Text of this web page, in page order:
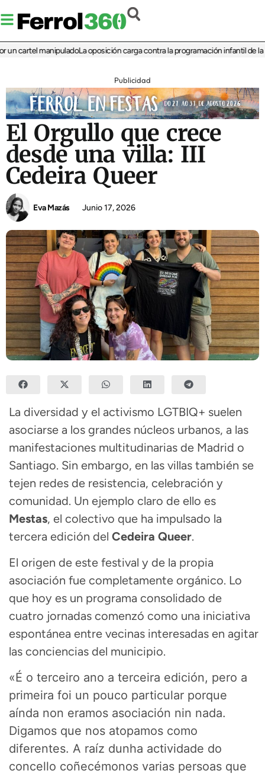
manipuladoLa oposición carga contra la programación infantil de la Feria
Publicidad
El Orgullo que crece
desde una villa: III
Cedeira Queer
Eva Mazás Junio 17, 2026
La diversidad y el activismo LGTBIQ+ suelen
asociarse a los grandes núcleos urbanos, a las
manifestaciones multitudinarias de Madrid o
Santiago. Sin embargo, en las villas también se
tejen redes de resistencia, celebración y
comunidad. Un ejemplo claro de ello es
Mestas, el colectivo que ha impulsado la
tercera edición del Cedeira Queer.
El origen de este festival y de la propia
asociación fue completamente orgánico. Lo
que hoy es un programa consolidado de
cuatro jornadas comenzó como una iniciativa
espontánea entre vecinas interesadas en agitar
las conciencias del municipio.
«É o terceiro ano a terceira edición, pero a
primeira foi un pouco particular porque
aínda non eramos asociación nin nada.
Digamos que nos atopamos como
diferentes. A raíz dunha actividade do
concello coñecémonos varias persoas que